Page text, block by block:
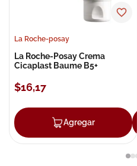
La Roche-posay
La Roche-Posay Crema
Cicaplast Baume B5+
$16,17
Agregar